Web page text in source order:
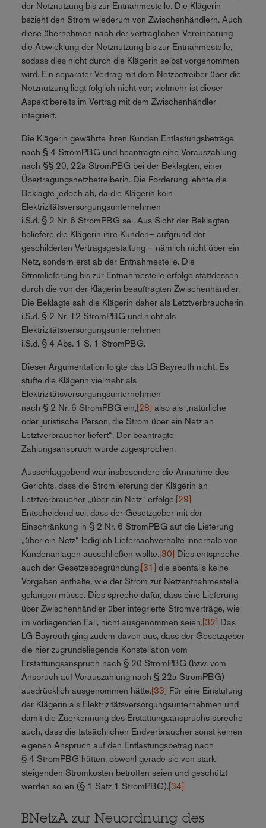
der Netznutzung bis zur Entnahmestelle. Die Klägerin
bezieht den Strom wiederum von Zwischenhändlern. Auch
diese übernehmen nach der vertraglichen Vereinbarung
die Abwicklung der Netznutzung bis zur Entnahmestelle,
sodass dies nicht durch die Klägerin selbst vorgenommen
wird. Ein separater Vertrag mit dem Netzbetreiber über die
Netznutzung liegt folglich nicht vor; vielmehr ist dieser
Aspekt bereits im Vertrag mit dem Zwischenhändler
integriert.
Die Klägerin gewährte ihren Kunden Entlastungsbeträge
nach § 4 StromPBG und beantragte eine Vorauszahlung
nach §§ 20, 22a StromPBG bei der Beklagten, einer
Übertragungsnetzbetreiberin. Die Forderung lehnte die
Beklagte jedoch ab, da die Klägerin kein
Elektrizitätsversorgungsunternehmen
i.S.d. § 2 Nr. 6 StromPBG sei. Aus Sicht der Beklagten
beliefere die Klägerin ihre Kunden– aufgrund der
geschilderten Vertragsgestaltung – nämlich nicht über ein
Netz, sondern erst ab der Entnahmestelle. Die
Stromlieferung bis zur Entnahmestelle erfolge stattdessen
durch die von der Klägerin beauftragten Zwischenhändler.
Die Beklagte sah die Klägerin daher als Letztverbraucherin
i.S.d. § 2 Nr. 12 StromPBG und nicht als
Elektrizitätsversorgungsunternehmen
i.S.d. § 4 Abs. 1 S. 1 StromPBG.
Dieser Argumentation folgte das LG Bayreuth nicht. Es
stufte die Klägerin vielmehr als
Elektrizitätsversorgungsunternehmen
nach § 2 Nr. 6 StromPBG ein,[28] also als „natürliche
oder juristische Person, die Strom über ein Netz an
Letztverbraucher liefert“. Der beantragte
Zahlungsanspruch wurde zugesprochen.
Ausschlaggebend war insbesondere die Annahme des
Gerichts, dass die Stromlieferung der Klägerin an
Letztverbraucher „über ein Netz“ erfolge.[29]
Entscheidend sei, dass der Gesetzgeber mit der
Einschränkung in § 2 Nr. 6 StromPBG auf die Lieferung
„über ein Netz“ lediglich Liefersachverhalte innerhalb von
Kundenanlagen ausschließen wollte.[30] Dies entspreche
auch der Gesetzesbegründung,[31] die ebenfalls keine
Vorgaben enthalte, wie der Strom zur Netzentnahmestelle
gelangen müsse. Dies spreche dafür, dass eine Lieferung
über Zwischenhändler über integrierte Stromverträge, wie
im vorliegenden Fall, nicht ausgenommen seien.[32] Das
LG Bayreuth ging zudem davon aus, dass der Gesetzgeber
die hier zugrundeliegende Konstellation vom
Erstattungsanspruch nach § 20 StromPBG (bzw. vom
Anspruch auf Vorauszahlung nach § 22a StromPBG)
ausdrücklich ausgenommen hätte.[33] Für eine Einstufung
der Klägerin als Elektrizitätsversorgungsunternehmen und
damit die Zuerkennung des Erstattungsanspruchs spreche
auch, dass die tatsächlichen Endverbraucher sonst keinen
eigenen Anspruch auf den Entlastungsbetrag nach
§ 4 StromPBG hätten, obwohl gerade sie von stark
steigenden Stromkosten betroffen seien und geschützt
werden sollen (§ 1 Satz 1 StromPBG).[34]
BNetzA zur Neuordnung des